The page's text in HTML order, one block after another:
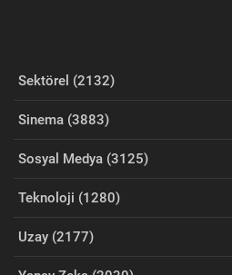
Sektörel (2132)
Sinema (3883)
Sosyal Medya (3125)
Teknoloji (1280)
Uzay (2177)